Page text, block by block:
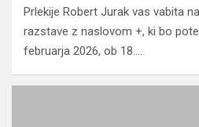
Prlekije Robert Jurak vas vabita
razstave z naslovom +, ki bo
februarja 2026, ob 18.…